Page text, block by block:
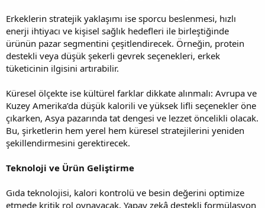
Erkeklerin stratejik yaklaşımı ise sporcu beslenmesi, hızlı
enerji ihtiyacı ve kişisel sağlık hedefleri ile birleştiğinde
ürünün pazar segmentini çeşitlendirecek. Örneğin, protein
destekli veya düşük şekerli gevrek seçenekleri, erkek
tüketicinin ilgisini artırabilir.
Küresel ölçekte ise kültürel farklar dikkate alınmalı: Avrupa ve
Kuzey Amerika’da düşük kalorili ve yüksek lifli seçenekler öne
çıkarken, Asya pazarında tat dengesi ve lezzet öncelikli olacak.
Bu, şirketlerin hem yerel hem küresel stratejilerini yeniden
şekillendirmesini gerektirecek.
Teknoloji ve Ürün Geliştirme
Gıda teknolojisi, kalori kontrolü ve besin değerini optimize
etmede kritik rol oynayacak. Yapay zekâ destekli formülasyon